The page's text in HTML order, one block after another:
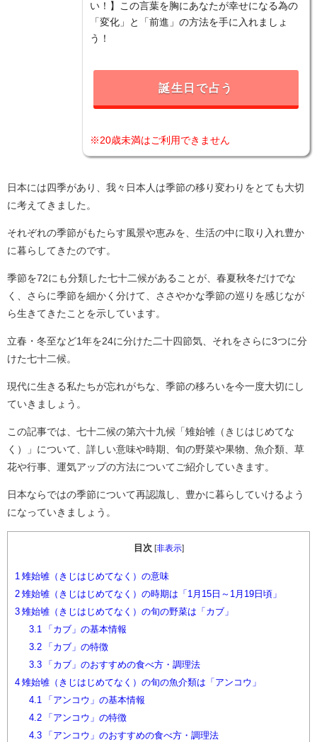
い！】この言葉を胸にあなたが幸せになる為の
「変化」と「前進」の方法を手に入れましょ
う！
誕生日で占う
※20歳未満はご利用できません
日本には四季があり、我々日本人は季節の移り変わりをとても大切
に考えてきました。
それぞれの季節がもたらす風景や恵みを、生活の中に取り入れ豊か
に暮らしてきたのです。
季節を72にも分類した七十二候があることが、春夏秋冬だけでな
く、さらに季節を細かく分けて、ささやかな季節の巡りを感じなが
ら生きてきたことを示しています。
立春・冬至など1年を24に分けた二十四節気、それをさらに3つに分
けた七十二候。
現代に生きる私たちが忘れがちな、季節の移ろいを今一度大切にし
ていきましょう。
この記事では、七十二候の第六十九候「雉始雊（きじはじめてな
く）」について、詳しい意味や時期、旬の野菜や果物、魚介類、草
花や行事、運気アップの方法についてご紹介していきます。
日本ならではの季節について再認識し、豊かに暮らしていけるよう
になっていきましょう。
目次 非表示]
1 雉始雊（きじはじめてなく）の意味
2 雉始雊（きじはじめてなく）の時期は「1月15日～1月19日頃」
3 雉始雊（きじはじめてなく）の旬の野菜は「カブ」
3.1
「カブ」の基本情報
3.2「カブ」の特徴
3.3「カブ」のおすすめの食べ方・調理法
4 雉始雊（きじはじめてなく）の旬の魚介類は「アンコウ」
4.1
「アンコウ」の基本情報
4.2「アンコウ」の特徴
4.3「アンコウ」のおすすめの食べ方・調理法